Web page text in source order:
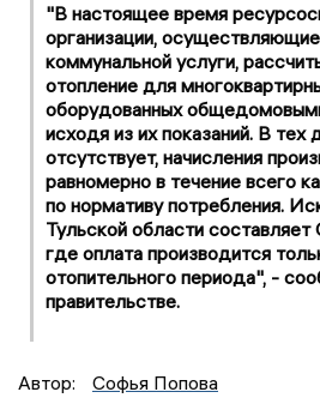
"В настоящее время
организации,
коммунальной услуги,
отопление для
оборудованных
исходя из их показаний. В тех
отсутствует, начисления
равномерно в течение всего
по нормативу потребления.
Тульской области составляет
где оплата производится
отопительного периода", -
правительстве.
Автор: Софья Попова